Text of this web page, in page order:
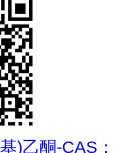
)乙酮-CAS：